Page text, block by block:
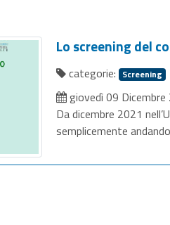
Lo screening del
categorie: Screening
giovedì 09 Dicembre
Da dicembre 2021
semplicemente